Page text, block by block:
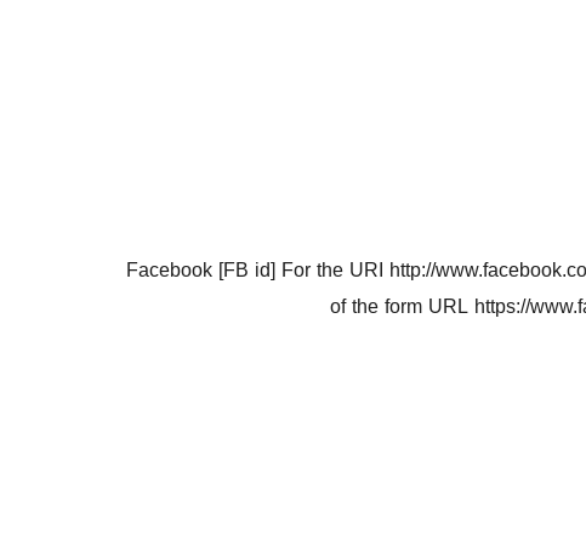
Facebook [FB id] For the URI http://
of the form URL https://